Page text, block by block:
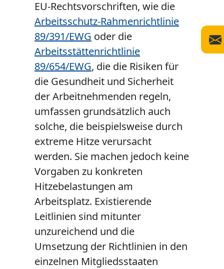
EU-Rechtsvorschriften, wie die
Arbeitsschutz-Rahmenrichtlinie
89/391/EWG oder die
Arbeitsstättenrichtlinie
89/654/EWG, die die Risiken für
die Gesundheit und Sicherheit
der Arbeitnehmenden regeln,
umfassen grundsätzlich auch
solche, die beispielsweise durch
extreme Hitze verursacht
werden. Sie machen jedoch keine
Vorgaben zu konkreten
Hitzebelastungen am
Arbeitsplatz. Existierende
Leitlinien sind mitunter
unzureichend und die
Umsetzung der Richtlinien in den
einzelnen Mitgliedsstaaten